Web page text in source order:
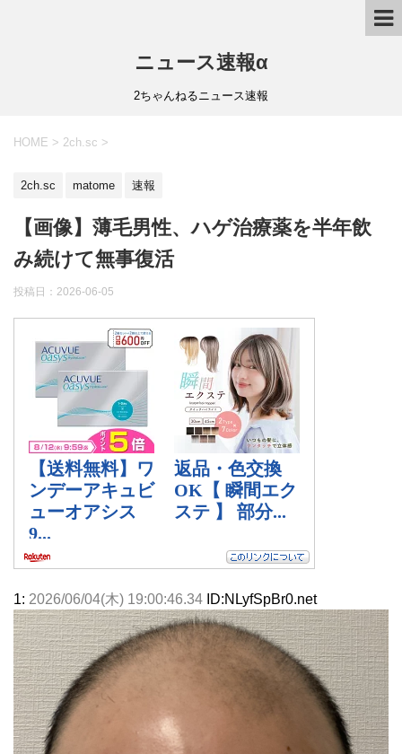
ニュース速報α
2ちゃんねるニュース速報
HOME > 2ch.sc >
2ch.sc matome 速報
【画像】薄毛男性、ハゲ治療薬を半年飲
み続けて無事復活
投稿日： 2026-06-05
1: 2026/06/04(木) 19:00:46.34 ID:NLyfSpBr0.net